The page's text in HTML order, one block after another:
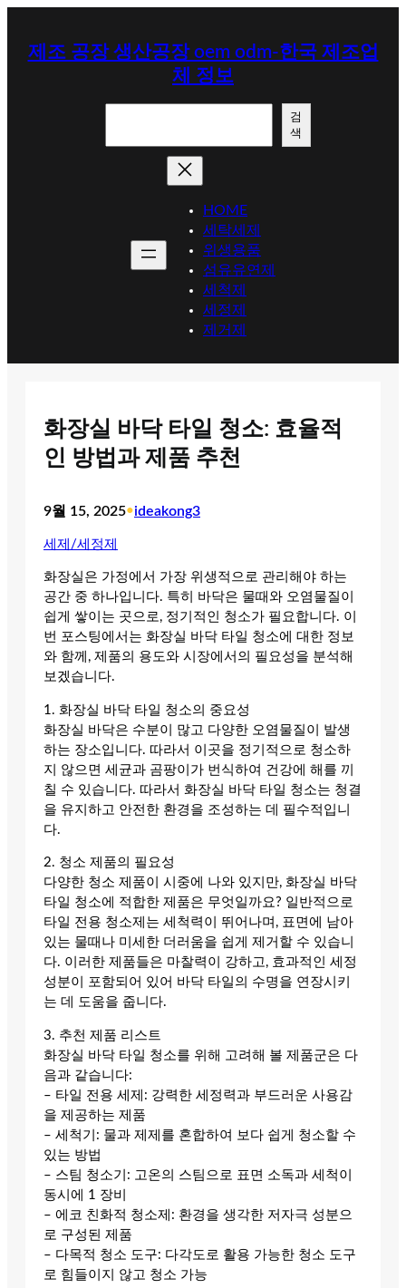
제조 공장 생산공장 oem odm-한국 제조업
체 정보
검
색
HOME
세탁세제
위생용품
섬유유연제
세척제
세정제
제거제
화장실 바닥 타일 청소: 효율적
인 방법과 제품 추천
9월 15, 2025•ideakong3
세제/세정제
화장실은 가정에서 가장 위생적으로 관리해야 하는
공간 중 하나입니다. 특히 바닥은 물때와 오염물질이
쉽게 쌓이는 곳으로, 정기적인 청소가 필요합니다. 이
번 포스팅에서는 화장실 바닥 타일 청소에 대한 정보
와 함께, 제품의 용도와 시장에서의 필요성을 분석해
보겠습니다.
1. 화장실 바닥 타일 청소의 중요성
화장실 바닥은 수분이 많고 다양한 오염물질이 발생
하는 장소입니다. 따라서 이곳을 정기적으로 청소하
지 않으면 세균과 곰팡이가 번식하여 건강에 해를 끼
칠 수 있습니다. 따라서 화장실 바닥 타일 청소는 청결
을 유지하고 안전한 환경을 조성하는 데 필수적입니
다.
2. 청소 제품의 필요성
다양한 청소 제품이 시중에 나와 있지만, 화장실 바닥
타일 청소에 적합한 제품은 무엇일까요? 일반적으로
타일 전용 청소제는 세척력이 뛰어나며, 표면에 남아
있는 물때나 미세한 더러움을 쉽게 제거할 수 있습니
다. 이러한 제품들은 마찰력이 강하고, 효과적인 세정
성분이 포함되어 있어 바닥 타일의 수명을 연장시키
는 데 도움을 줍니다.
3. 추천 제품 리스트
화장실 바닥 타일 청소를 위해 고려해 볼 제품군은 다
음과 같습니다:
– 타일 전용 세제: 강력한 세정력과 부드러운 사용감
을 제공하는 제품
– 세척기: 물과 제제를 혼합하여 보다 쉽게 청소할 수
있는 방법
– 스팀 청소기: 고온의 스팀으로 표면 소독과 세척이
동시에 1 장비
– 에코 친화적 청소제: 환경을 생각한 저자극 성분으
로 구성된 제품
– 다목적 청소 도구: 다각도로 활용 가능한 청소 도구
로 힘들이지 않고 청소 가능